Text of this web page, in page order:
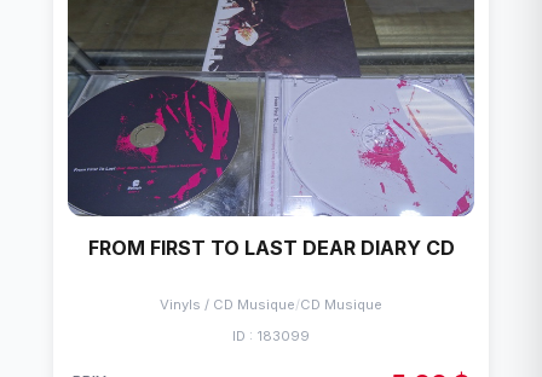
FROM FIRST TO LAST DEAR DIARY CD
Vinyls / CD Musique/CD Musique
ID : 183099